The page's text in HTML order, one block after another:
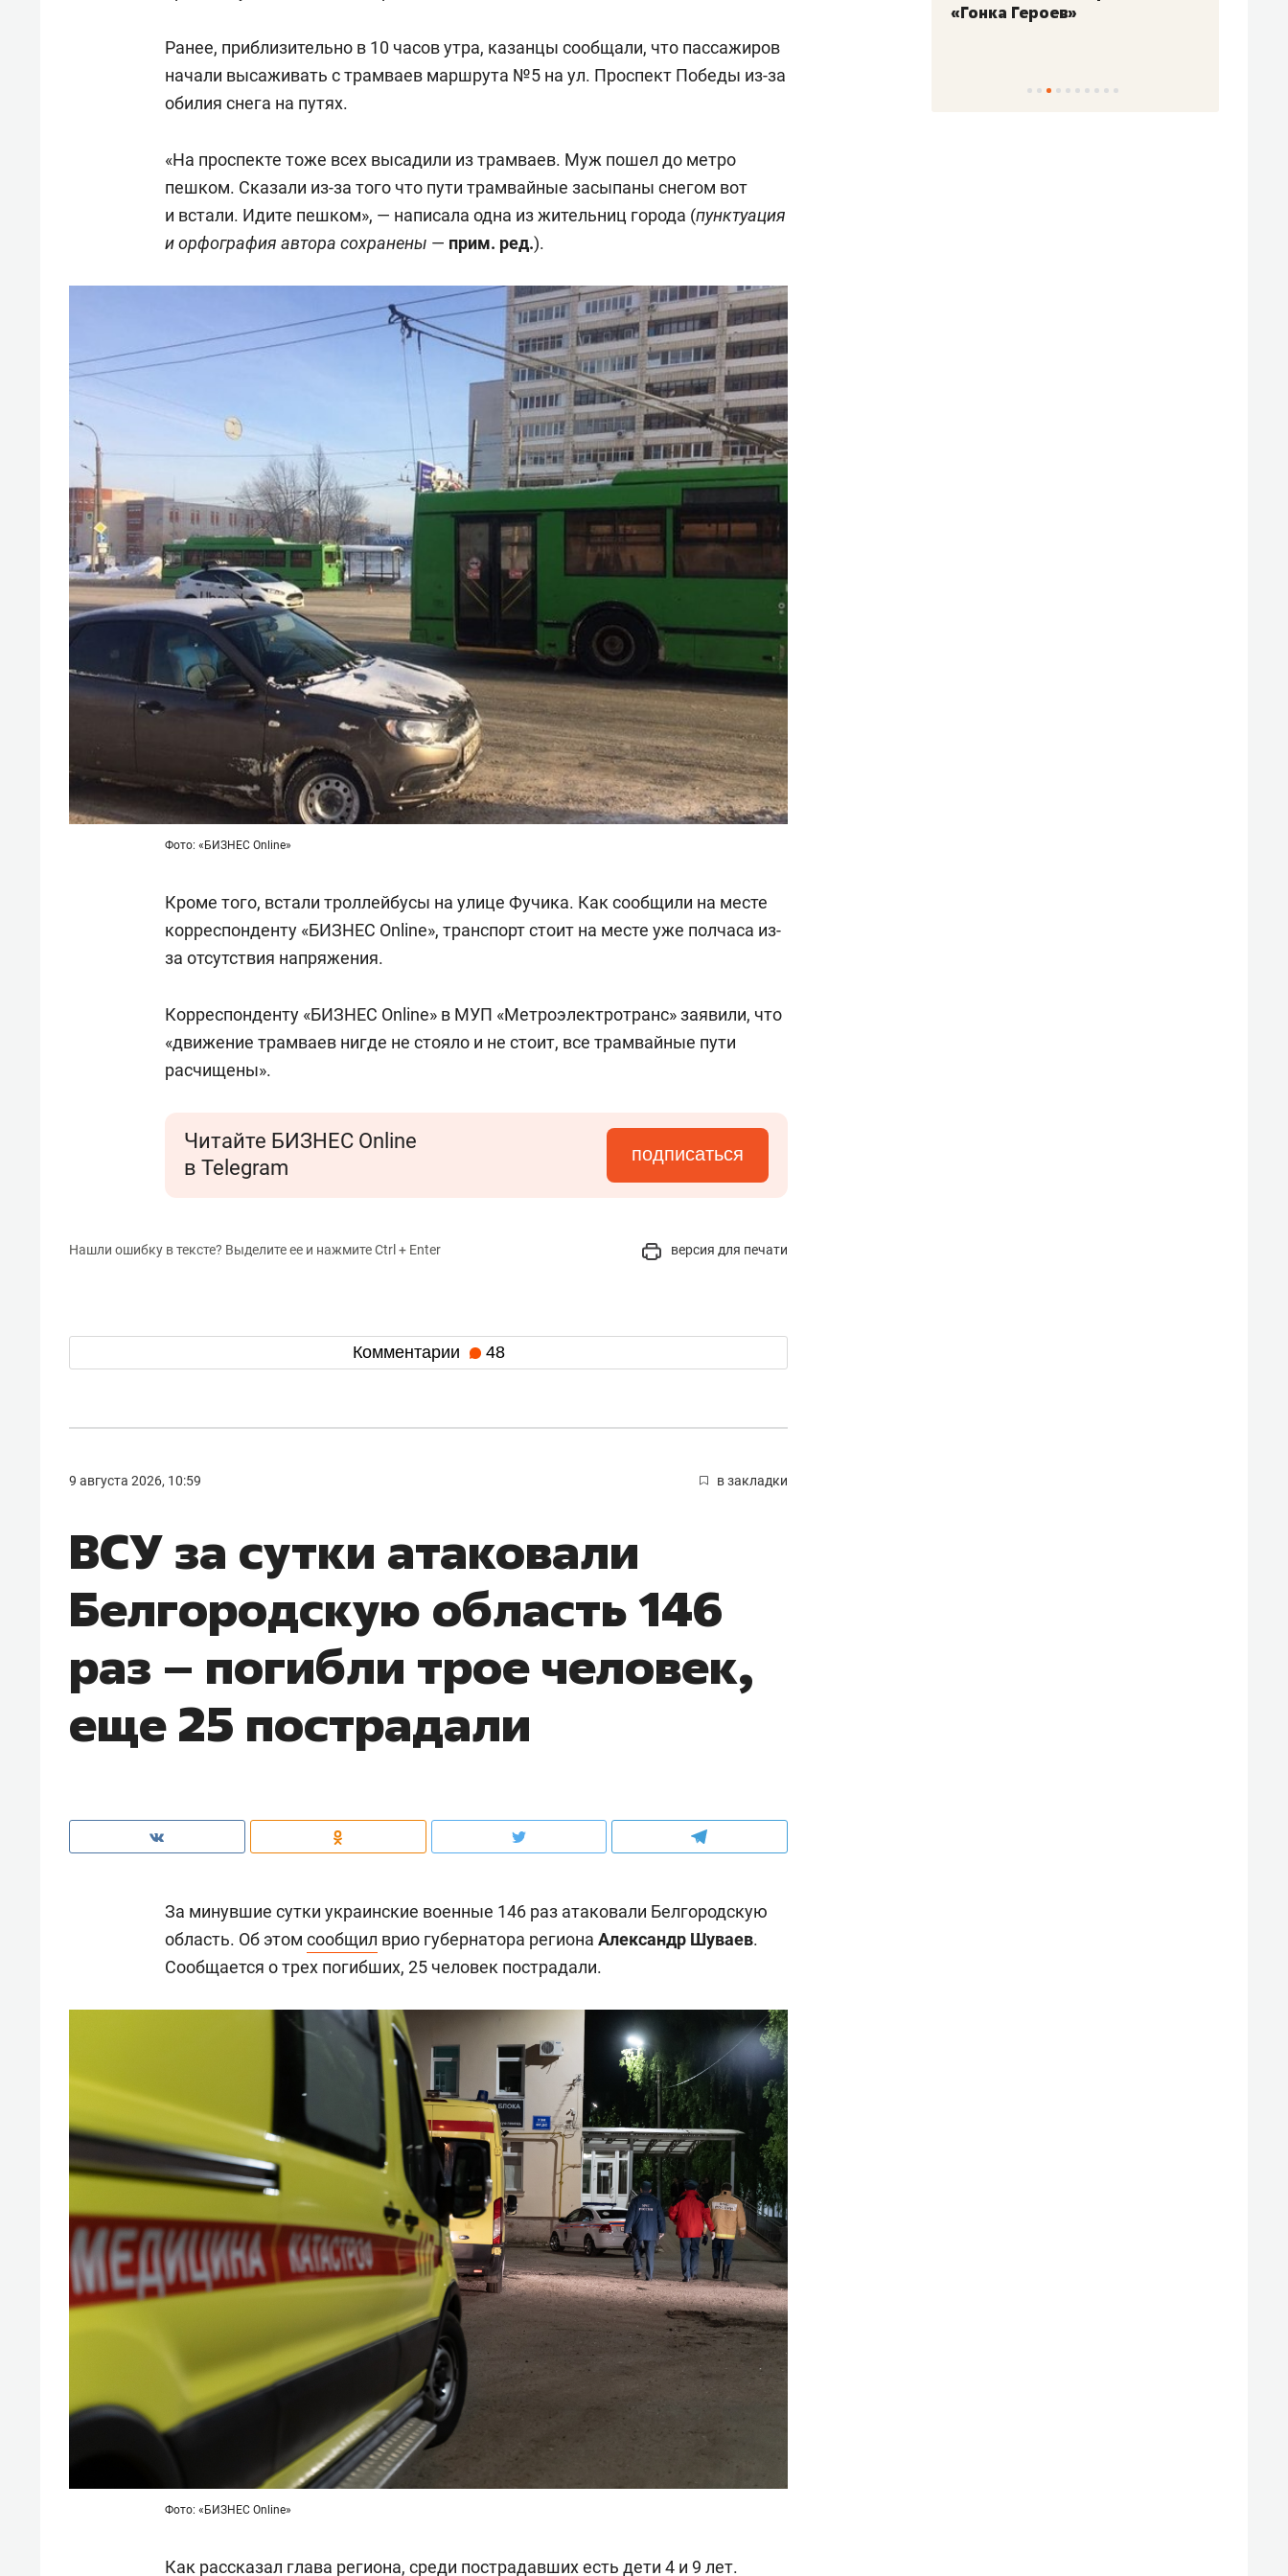
Ранее, приблизительно в 10 часов утра, казанцы сообщали, что пассажиров
начали высаживать с трамваев маршрута №5 на ул. Проспект Победы из-за
обилия снега на путях.
«На проспекте тоже всех высадили из трамваев. Муж пошел до метро
пешком. Сказали из-за того что пути трамвайные засыпаны снегом вот
и встали. Идите пешком», — написала одна из жительниц города (пунктуация
и орфография автора сохранены — прим. ред.).
Фото: «БИЗНЕС Online»
Кроме того, встали троллейбусы на улице Фучика. Как сообщили на месте
корреспонденту «БИЗНЕС Online», транспорт стоит на месте уже полчаса из-
за отсутствия напряжения.
Корреспонденту «БИЗНЕС Online» в МУП «Метроэлектротранс» заявили, что
«движение трамваев нигде не стояло и не стоит, все трамвайные пути
расчищены».
Читайте БИЗНЕС Online
в Telegram
подписаться
Нашли ошибку в тексте? Выделите ее и нажмите Ctrl + Enter версия для печати
Комментарии 48
9 августа 2026, 10:59 в закладки
ВСУ за сутки атаковали
Белгородскую область 146
раз – погибли трое человек,
еще 25 пострадали
За минувшие сутки украинские военные 146 раз атаковали Белгородскую
область. Об этом сообщил врио губернатора региона Александр Шуваев.
Сообщается о трех погибших, 25 человек пострадали.
Фото: «БИЗНЕС Online»
Как рассказал глава региона, среди пострадавших есть дети 4 и 9 лет.
«Гонка Героев»